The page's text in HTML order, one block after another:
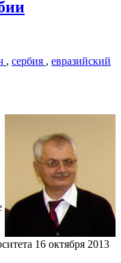
, сербия , евразийский
16 октября 2013